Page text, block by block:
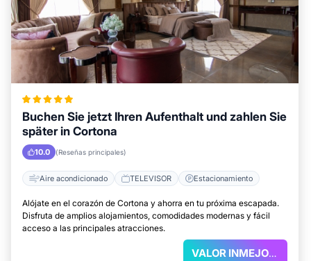
Buchen Sie jetzt Ihren Aufenthalt und zahlen Sie
später in Cortona
10.0 (Reseñas principales)
Aire acondicionado TELEVISOR Estacionamiento
Alójate en el corazón de Cortona y ahorra en tu próxima escapada.
Disfruta de amplios alojamientos, comodidades modernas y fácil
acceso a las principales atracciones.
VALOR INMEJORABLE